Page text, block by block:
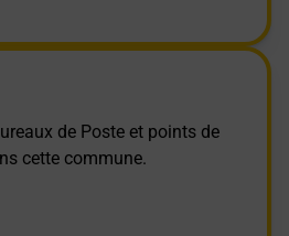
de Poste et points de
cette commune.